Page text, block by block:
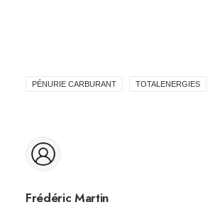
PÉNURIE CARBURANT TOTALENERGIES
Frédéric Martin